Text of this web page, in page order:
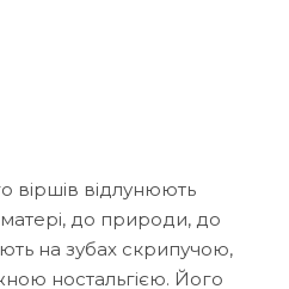
віршів відлунюють
до природи, до
на зубах скрипучою,
ностальгією. Його